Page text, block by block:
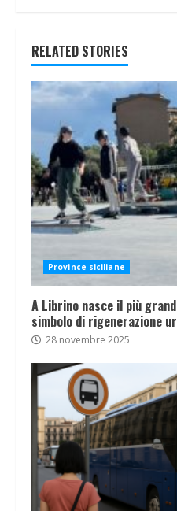
RELATED STORIES
Province siciliane
A Librino nasce il più
simbolo di rigenerazione
28 novembre 2025